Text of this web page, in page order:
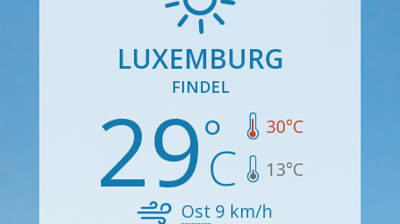
LUXEMBURG
FINDEL
29 30°C
13°C
Ost 9 km/h